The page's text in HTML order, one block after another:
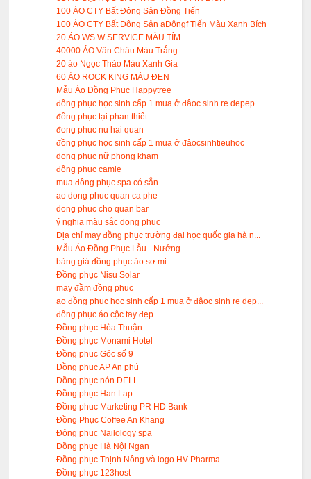
100 ÁO CTY Bất Động Sản Đồng Tiến
100 ÁO CTY Bất Động Sản aĐôngf Tiến Màu Xanh Bích
20 ÁO WS W SERVICE MÀU TÍM
40000 ÁO Vân Châu Màu Trắng
20 áo Ngọc Thảo Màu Xanh Gia
60 ÁO ROCK KING MÀU ĐEN
Mẫu Áo Đồng Phục Happytree
đồng phục học sinh cấp 1 mua ở đâoc sinh re depep ...
đồng phục tại phan thiết
đong phuc nu hai quan
đồng phục học sinh cấp 1 mua ở đâocsinhtieuhoc
dong phuc nữ phong kham
đồng phuc camle
mua đồng phục spa có sẳn
ao dong phuc quan ca phe
dong phuc cho quan bar
ý nghia màu sắc dong phục
Địa chỉ may đồng phục trường đại học quốc gia hà n...
Mẫu Áo Đồng Phục Lẫu - Nướng
bàng giá đồng phục áo sơ mi
Đồng phục Nisu Solar
may đầm đồng phục
ao đồng phục học sinh cấp 1 mua ở đâoc sinh re dep...
đồng phục áo cộc tay đẹp
Đồng phục Hòa Thuận
Đồng phục Monami Hotel
Đồng phục Góc số 9
Đồng phục AP An phú
Đồng phục nón DELL
Đồng phục Han Lap
Đồng phuc Marketing PR HD Bank
Đồng Phục Coffee An Khang
Đông phục Nailology spa
Đồng phục Hà Nội Ngan
Đồng phục Thịnh Nông và logo HV Pharma
Đồng phục 123host